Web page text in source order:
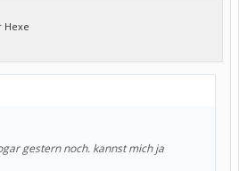
Hexe
gestern noch. kannst mich ja